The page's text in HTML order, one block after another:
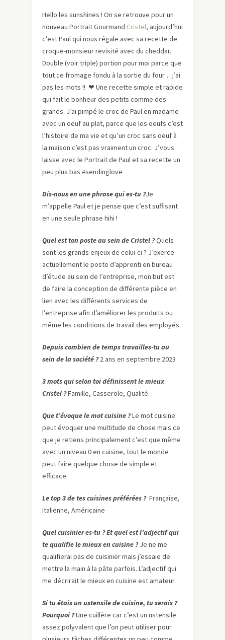
Hello les sunshines ! On se retrouve pour un
nouveau Portrait Gourmand Cristel, aujourd’hui
c’est Paul qui nous régale avec sa recette de
croque-monsieur revisité avec du cheddar.
Double (voir triple) portion pour moi parce que
tout ce fromage fondu à la sortie du four… j’ai
pas les mots !! ❤ Une recette simple et rapide
qui fait le bonheur des petits comme des
grands. J’ai pimpé le croc de Paul en madame
avec un oeuf au plat, parce que les oeufs c’est
l’histoire de ma vie et qu’un croc sans oeuf à
la maison c’est pas vraiment un croc. J’vous
laisse avec le Portrait de Paul et sa recette un
peu plus bas #sendinglove
Dis-nous en une phrase qui es-tu ?Je
m’appelle Paul et je pense que c’est suffisant
en une seule phrase hihi !
Quel est ton poste au sein de Cristel ?Quels
sont les grands enjeux de celui-ci ? J’exerce
actuellement le poste d’apprenti en bureau
d’étude au sein de l’entreprise, mon but est
de faire la conception de différente pièce en
lien avec les différents services de
l’entreprise afin d’améliorer les produits ou
même les conditions de travail des employés.
Depuis combien de temps travailles-tu au
sein de la société ?2 ans en septembre 2023
3 mots qui selon toi définissent le mieux
Cristel ?Famille, Casserole, Qualité
Que t’évoque le mot cuisine ?Le mot cuisine
peut évoquer une multitude de chose mais ce
que je retiens principalement c’est que même
avec un niveau 0 en cuisine, tout le monde
peut faire quelque chose de simple et
efficace.
Le top 3 de tes cuisines préférées ?Française,
Italienne, Américaine
Quel cuisinier es-tu ? Et quel est l’adjectif qui
te qualifie le mieux en cuisine ?Je ne me
qualifierai pas de cuisinier mais j’essaie de
mettre la main à la pâte parfois. L’adjectif qui
me décrirait le mieux en cuisine est amateur.
Si tu étais un ustensile de cuisine, tu serais ?
Pourquoi ?Une cuillère car c’est un ustensile
assez polyvalent que l’on peut utiliser pour